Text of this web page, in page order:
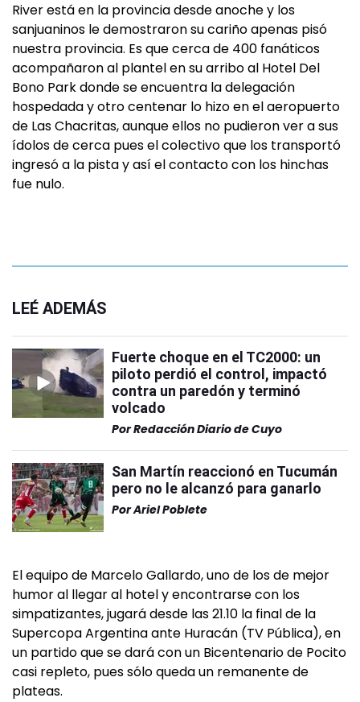
River está en la provincia desde anoche y los
sanjuaninos le demostraron su cariño apenas pisó
nuestra provincia. Es que cerca de 400 fanáticos
acompañaron al plantel en su arribo al Hotel Del
Bono Park donde se encuentra la delegación
hospedada y otro centenar lo hizo en el aeropuerto
de Las Chacritas, aunque ellos no pudieron ver a sus
ídolos de cerca pues el colectivo que los transportó
ingresó a la pista y así el contacto con los hinchas
fue nulo.
LEÉ ADEMÁS
Fuerte choque en el TC2000: un
piloto perdió el control, impactó
contra un paredón y terminó
volcado
PorRedacción Diario de Cuyo
San Martín reaccionó en Tucumán
pero no le alcanzó para ganarlo
PorAriel Poblete
El equipo de Marcelo Gallardo, uno de los de mejor
humor al llegar al hotel y encontrarse con los
simpatizantes, jugará desde las 21.10 la final de la
Supercopa Argentina ante Huracán (TV Pública), en
un partido que se dará con un Bicentenario de Pocito
casi repleto, pues sólo queda un remanente de
plateas.